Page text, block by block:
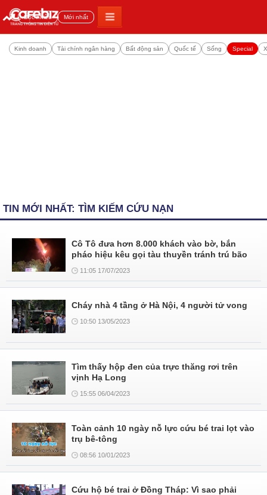
Đọc nhiều Mới nhất
Kinh doanh Tài chính ngân hàng Bất động sản Quốc tế Sống Special
TIN MỚI NHẤT: TÌM KIẾM CỨU NẠN
Cô Tô đưa hơn 8.000 khách vào bờ, bắn
pháo hiệu kêu gọi tàu thuyền tránh trú bão
11:05 17/07/2023
Cháy nhà 4 tầng ở Hà Nội, 4 người tử vong
10:50 13/05/2023
Tìm thấy hộp đen của trực thăng rơi trên
vịnh Hạ Long
15:55 06/04/2023
Toàn cảnh 10 ngày nỗ lực cứu bé trai lọt vào
trụ bê-tông
08:56 10/01/2023
Cứu hộ bé trai ở Đồng Tháp: Vì sao phải